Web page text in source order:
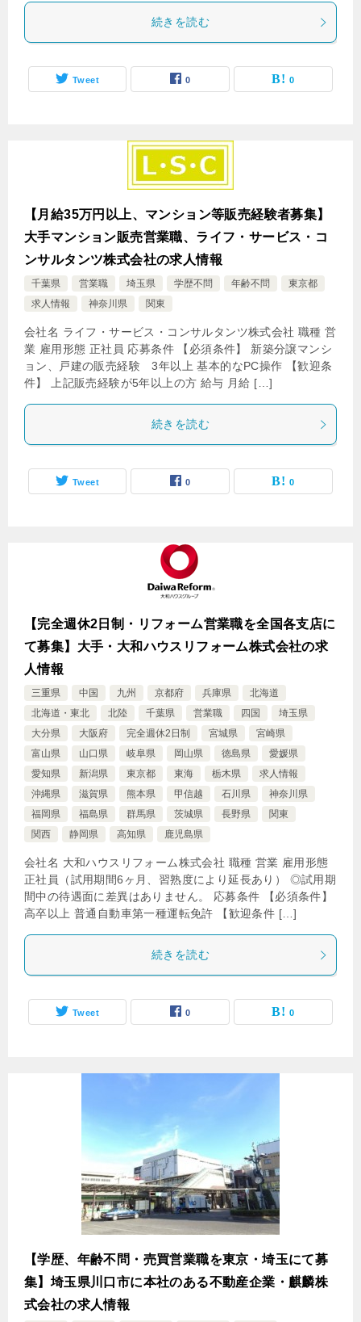
続きを読む
Tweet 0 0
【月給35万円以上、マンション等販売経験者募集】
大手マンション販売営業職、ライフ・サービス・コ
ンサルタンツ株式会社の求人情報
千葉県 営業職 埼玉県 学歴不問 年齢不問
東京都
求人情報
神奈川県 関東
会社名 ライフ・サービス・コンサルタンツ株式会社 職種 営
業 雇用形態 正社員 応募条件 【必須条件】 新築分譲マンシ
ョン、戸建の販売経験 3年以上 基本的なPC操作 【歓迎条
件】 上記販売経験が5年以上の方 給与 月給 […]
続きを読む
Tweet 0 0
【完全週休2日制・リフォーム営業職を全国各支店に
て募集】大手・大和ハウスリフォーム株式会社の求
人情報
三重県 中国 九州 京都府 兵庫県
北海道
北海道・東北
北陸 千葉県 営業職 四国
埼玉県
大分県
大阪府 完全週休2日制 宮城県
宮崎県
富山県
山口県 岐阜県 岡山県 徳島県
愛媛県
愛知県
新潟県 東京都 東海 栃木県
求人情報
沖縄県
滋賀県 熊本県 甲信越 石川県
神奈川県
福岡県
福島県 群馬県 茨城県 長野県
関東
関西
静岡県 高知県 鹿児島県
会社名 大和ハウスリフォーム株式会社 職種 営業 雇用形態
正社員（試用期間6ヶ月、習熟度により延長あり） ◎試用期
間中の待遇面に差異はありません。 応募条件 【必須条件】
高卒以上 普通自動車第一種運転免許 【歓迎条件 […]
続きを読む
Tweet 0 0
【学歴、年齢不問・売買営業職を東京・埼玉にて募
集】埼玉県川口市に本社のある不動産企業・麒麟株
式会社の求人情報